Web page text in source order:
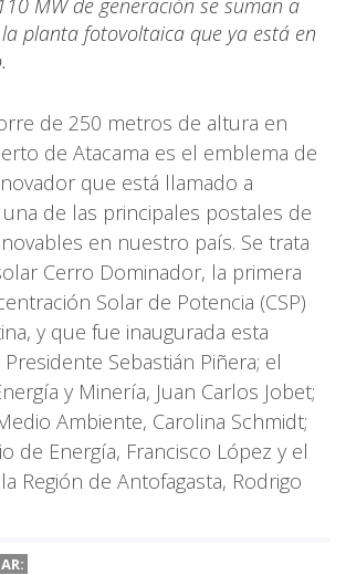
planta fotovoltaica que ya está en
de 250 metros de altura en
de Atacama es el emblema de
que está llamado a
de las principales postales de
en nuestro país. Se trata
Cerro Dominador, la primera
Solar de Potencia (CSP)
y que fue inaugurada esta
Sebastián Piñera; el
y Minería, Juan Carlos Jobet;
Ambiente, Carolina Schmidt;
de Energía, Francisco López y el
Región de Antofagasta, Rodrigo